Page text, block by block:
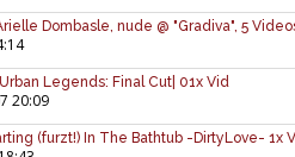
Dombasle, nude @ "Gradiva", 5
Legends: Final Cut| 01x Vid
20:09
(furzt!) In The Bathtub -DirtyLove- 1x